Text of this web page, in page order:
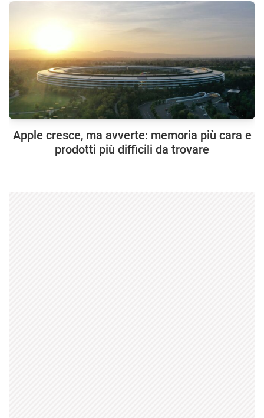
Apple cresce, ma avverte: memoria più cara e
prodotti più difficili da trovare